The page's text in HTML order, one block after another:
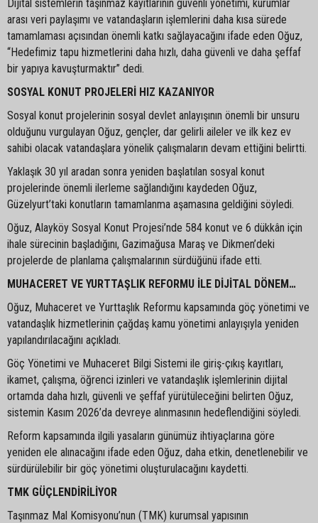
Dijital sistemlerin taşınmaz kayıtlarının güvenli yönetimi, kurumlar
arası veri paylaşımı ve vatandaşların işlemlerini daha kısa sürede
tamamlaması açısından önemli katkı sağlayacağını ifade eden Oğuz,
“Hedefimiz tapu hizmetlerini daha hızlı, daha güvenli ve daha şeffaf
bir yapıya kavuşturmaktır” dedi.
SOSYAL KONUT PROJELERİ HIZ KAZANIYOR
Sosyal konut projelerinin sosyal devlet anlayışının önemli bir unsuru
olduğunu vurgulayan Oğuz, gençler, dar gelirli aileler ve ilk kez ev
sahibi olacak vatandaşlara yönelik çalışmaların devam ettiğini belirtti.
Yaklaşık 30 yıl aradan sonra yeniden başlatılan sosyal konut
projelerinde önemli ilerleme sağlandığını kaydeden Oğuz,
Güzelyurt’taki konutların tamamlanma aşamasına geldiğini söyledi.
Oğuz, Alayköy Sosyal Konut Projesi’nde 584 konut ve 6 dükkân için
ihale sürecinin başladığını, Gazimağusa Maraş ve Dikmen’deki
projelerde de planlama çalışmalarının sürdüğünü ifade etti.
MUHACERET VE YURTTAŞLIK REFORMU İLE DİJİTAL DÖNEM…
Oğuz, Muhaceret ve Yurttaşlık Reformu kapsamında göç yönetimi ve
vatandaşlık hizmetlerinin çağdaş kamu yönetimi anlayışıyla yeniden
yapılandırılacağını açıkladı.
Göç Yönetimi ve Muhaceret Bilgi Sistemi ile giriş-çıkış kayıtları,
ikamet, çalışma, öğrenci izinleri ve vatandaşlık işlemlerinin dijital
ortamda daha hızlı, güvenli ve şeffaf yürütüleceğini belirten Oğuz,
sistemin Kasım 2026’da devreye alınmasının hedeflendiğini söyledi.
Reform kapsamında ilgili yasaların günümüz ihtiyaçlarına göre
yeniden ele alınacağını ifade eden Oğuz, daha etkin, denetlenebilir ve
sürdürülebilir bir göç yönetimi oluşturulacağını kaydetti.
TMK GÜÇLENDİRİLİYOR
Taşınmaz Mal Komisyonu’nun (TMK) kurumsal yapısının